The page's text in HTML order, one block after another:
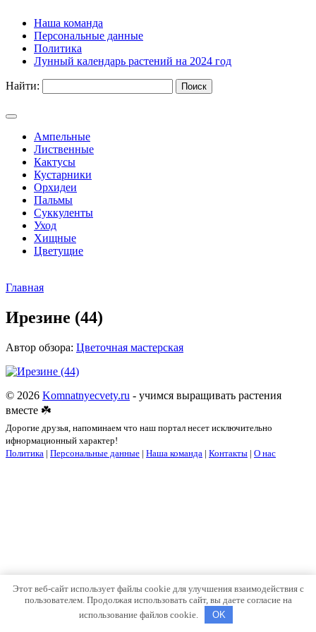
Наша команда
Персональные данные
Политика
Лунный календарь растений на 2024 год
Найти:
Ампельные
Лиственные
Кактусы
Кустарники
Орхидеи
Пальмы
Суккуленты
Уход
Хищные
Цветущие
Главная
Ирезине (44)
Автор обзора: Цветочная мастерская
© 2026 Komnatnyecvety.ru - учимся выращивать растения
вместе ☘️
Дорогие друзья, напоминаем что наш портал несет исключительно
ифнормационный характер!
Политика | Персональные данные | Наша команда | Контакты | О нас
Этот веб-сайт использует файлы cookie для улучшения взаимодействия с
пользователем. Продолжая использовать сайт, вы даете согласие на
использование файлов cookie.
OK